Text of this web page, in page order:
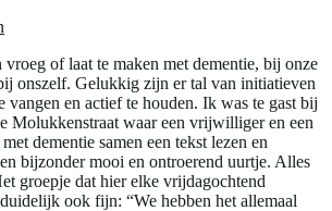
of laat te maken met dementie, bij onze
onszelf. Gelukkig zijn er tal van initiatieven
vangen en actief te houden. Ik was te gast bij
Molukkenstraat waar een vrijwilliger en een
dementie samen een tekst lezen en
bijzonder mooi en ontroerend uurtje. Alles
groepje dat hier elke vrijdagochtend
ook fijn: “We hebben het allemaal